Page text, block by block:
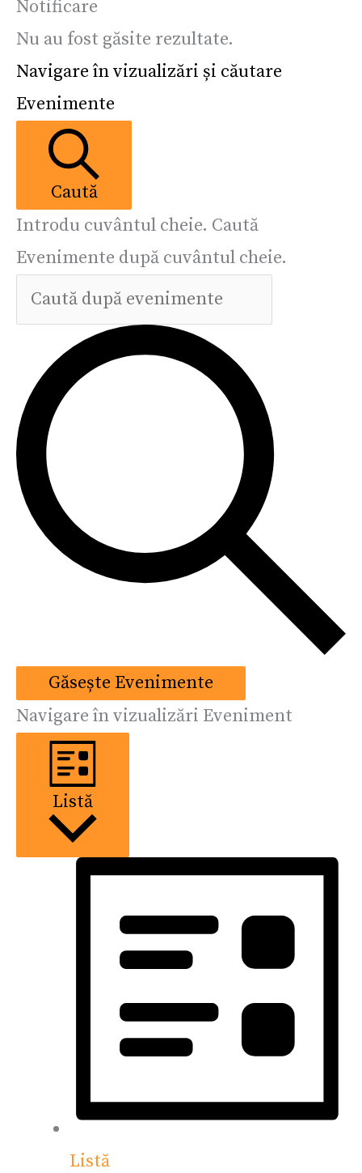
Notificare
Nu au fost găsite rezultate.
Navigare în vizualizări și căutare
Evenimente
Caută
Introdu cuvântul cheie. Caută
Evenimente după cuvântul cheie.
Găsește Evenimente
Navigare în vizualizări Eveniment
Listă
Listă